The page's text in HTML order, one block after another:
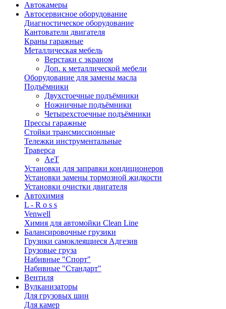
Автокамеры
Автосервисное оборудование
Диагностическое оборудование
Кантователи двигателя
Краны гаражные
Металлическая мебель
Верстаки с экраном
Доп. к металлической мебели
Оборудование для замены масла
Подъёмники
Двухстоечные подъёмники
Ножничные подъёмники
Четырехстоечные подъёмники
Прессы гаражные
Стойки трансмиссионные
Тележки инструментальные
Траверса
AeT
Установки для заправки кондиционеров
Установки замены тормозной жидкости
Установки очистки двигателя
Автохимия
L - R o s s
Venwell
Химия для автомойки Clean Line
Балансировочные грузики
Грузики самоклеящиеся Адгезив
Грузовые груза
Набивные "Спорт"
Набивные "Стандарт"
Вентиля
Вулканизаторы
Для грузовых шин
Для камер